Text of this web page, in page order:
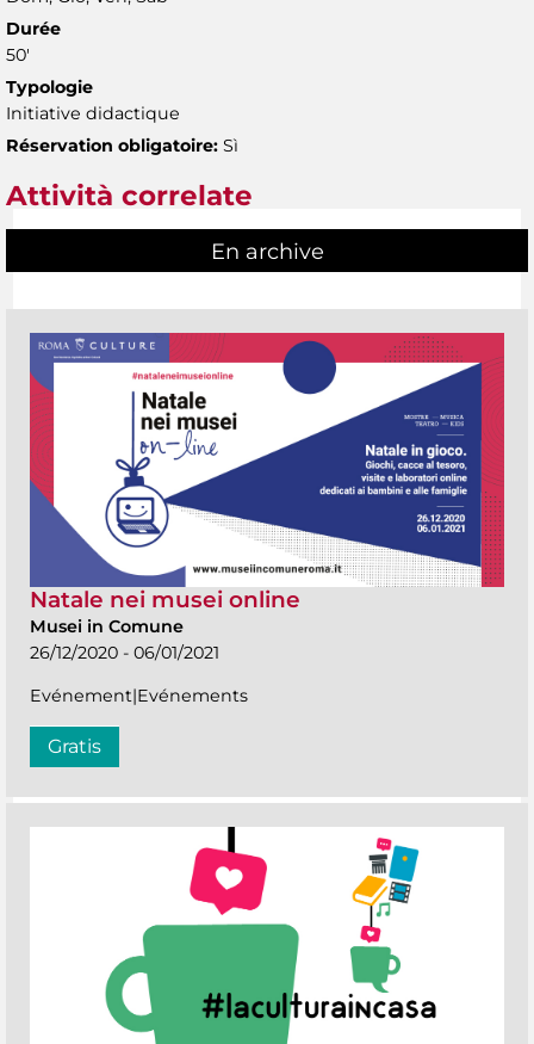
Durée
50'
Typologie
Initiative didactique
Réservation obligatoire: Sì
Attività correlate
En archive
Natale nei musei online
Musei in Comune
26/12/2020 - 06/01/2021
Evénement|Evénements
Gratis